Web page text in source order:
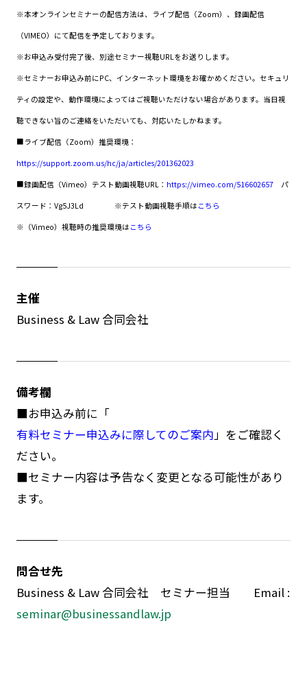
※本オンラインセミナーの配信方法は、ライブ配信（Zoom）、録画配信
（VIMEO）にて配信を予定しております。
※お申込み受付完了後、別途セミナー視聴URLをお送りします。
※セミナーお申込み前にPC、インターネット環境をお確かめください。セキュリ
ティの設定や、動作環境によってはご視聴いただけない場合があります。当日視
聴できない旨のご連絡をいただいても、対応いたしかねます。
■ライブ配信（Zoom）推奨環境：
https://support.zoom.us/hc/ja/articles/201362023
■録画配信（Vimeo）テスト動画視聴URL： https://vimeo.com/516602657パ
スワード：Vg5J3Ld ※テスト動画視聴手順は こちら
※（Vimeo）視聴時の推奨環境は こちら
主催
Business & Law 合同会社
備考欄
■お申込み前に「
有料セミナー申込みに際してのご案内 」をご確認く
ださい。
■セミナー内容は予告なく変更となる可能性があり
ます。
問合せ先
Business & Law 合同会社 セミナー担当 Email :
seminar@businessandlaw.jp